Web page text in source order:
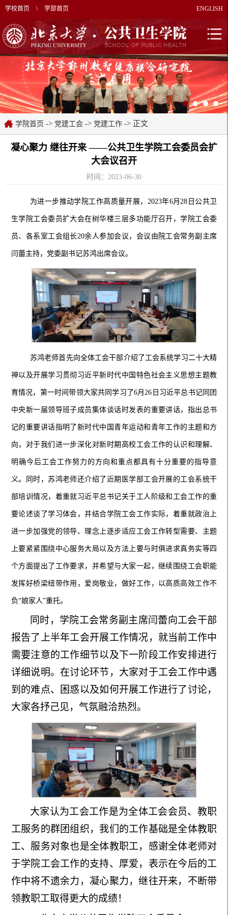
学校首页 \ 学部首页 ENGLISH
学院首页 -> 党建工会 -> 党建工作 -> 正文
凝心聚力 继往开来 ——公共卫生学院工会委员会扩
大会议召开
时间：2023-06-30
为进一步推动学院工作高质量开展， 2023年6月28日公共卫
生学院工会委员扩大会在树华楼三层多功能厅召开，学院工会委
员、各系室工会组长20余人参加会议，会议由院工会常务副主席
闫蕾主持，党委副书记苏鸿出席会议。
苏鸿老师首先向全体工会干部介绍了工会系统学习二十大精
神以及开展学习贯彻习近平新时代中国特色社会主义思想主题教
育情况，第一时间带领大家共同学习了6月26日习近平总书记同团
中央新一届领导班子成员集体谈话时发表的重要讲话，指出总书
记的重要讲话指明了新时代中国青年运动和青年工作的主题和方
向，对于我们进一步深化对新时期高校工会工作的认识和理解、
明确今后工会工作努力的方向和重点都具有十分重要的指导意
义。同时，苏鸿老师还介绍了近期医学部工会开展的工会系统干
部培训情况，着重就习近平总书记关于工人阶级和工会工作的重
要论述谈了学习体会，并结合学院工会工作实际，着重就政治上
进一步加强党的领导、理念上逐步适应工会工作转型需要、主题
上要紧紧围绕中心服务大局以及方法上要与时俱进求真务实等四
个方面提出了工作要求，并希望与大家一起，继续围绕工会职能
发挥好桥梁纽带作用，爱岗敬业，做好工作，以高质高效工作不
负“娘家人”重托。
同时，学院工会常务副主席闫蕾向工会干部
报告了上半年工会开展工作情况，就当前工作中
需要注意的工作细节以及下一阶段工作安排进行
详细说明。在讨论环节，大家对于工会工作中遇
到的难点、困惑以及如何开展工作进行了讨论，
大家各抒己见，气氛融洽热烈。
大家认为工会工作是为全体工会会员、教职
工服务的群团组织，我们的工作基础是全体教职
工、服务对象也是全体教职工，感谢全体老师对
于学院工会工作的支持、厚爱，表示在今后的工
作中将不遗余力，凝心聚力，继往开来，不断带
领教职工取得更大的成绩！